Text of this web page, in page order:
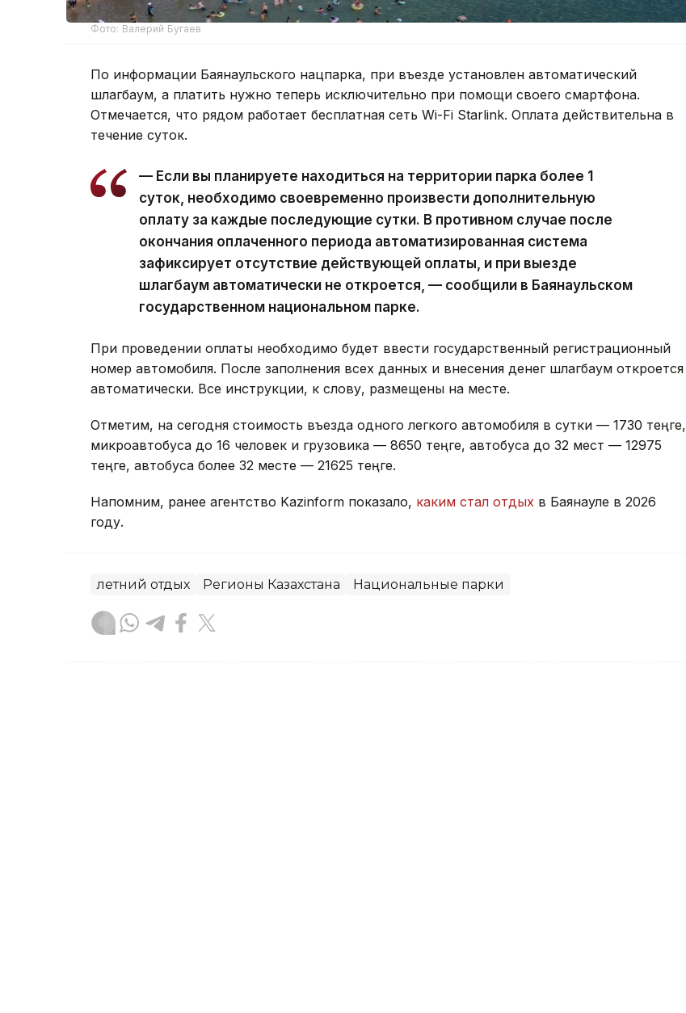
Фото: Валерий Бугаев
По информации Баянаульского нацпарка, при въезде установлен автоматический
шлагбаум, а платить нужно теперь исключительно при помощи своего смартфона.
Отмечается, что рядом работает бесплатная сеть Wi-Fi Starlink. Оплата действительна в
течение суток.
— Если вы планируете находиться на территории парка более 1
суток, необходимо своевременно произвести дополнительную
оплату за каждые последующие сутки. В противном случае после
окончания оплаченного периода автоматизированная система
зафиксирует отсутствие действующей оплаты, и при выезде
шлагбаум автоматически не откроется, — сообщили в Баянаульском
государственном национальном парке.
При проведении оплаты необходимо будет ввести государственный регистрационный
номер автомобиля. После заполнения всех данных и внесения денег шлагбаум откроется
автоматически. Все инструкции, к слову, размещены на месте.
Отметим, на сегодня стоимость въезда одного легкого автомобиля в сутки — 1730 теңге,
микроавтобуса до 16 человек и грузовика — 8650 теңге, автобуса до 32 мест — 12975
теңге, автобуса более 32 месте — 21625 теңге.
Напомним, ранее агентство Kazinform показало, каким стал отдых в Баянауле в 2026
году.
летний отдых Регионы Казахстана Национальные парки